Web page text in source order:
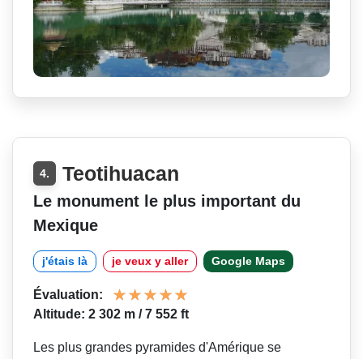
4. Teotihuacan
Le monument le plus important du
Mexique
j'étais là je veux y aller Google Maps
Évaluation:
Altitude: 2 302 m / 7 552 ft
Les plus grandes pyramides d'Amérique se